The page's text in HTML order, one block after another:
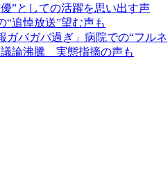
”としての活躍を思い出す声
追悼放送”望む声も
ガバガバ過ぎ」病院での“フルネ
議論沸騰 実態指摘の声も